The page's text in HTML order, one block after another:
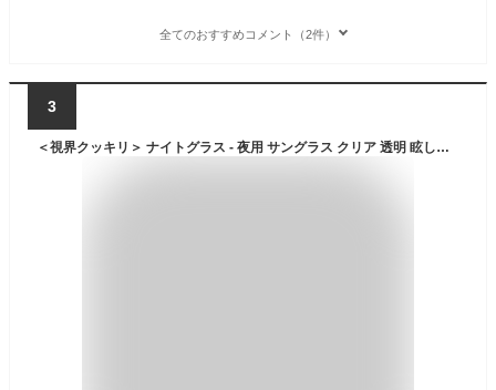
全てのおすすめコメント（2件）
3
＜視界クッキリ＞ ナイトグラス - 夜用 サングラス クリア 透明 眩しい 眩しさ 軽減 対策 グッズ ナイト ドライブ 夜間 運転 夜 雨 対向車 車 光 ライト ナイター メンズ レディース 眼鏡 グラス メガネ ラジオショッピング 日本直販